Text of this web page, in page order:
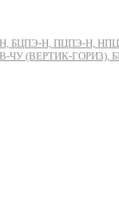
БЦПЭ-Н, ПЦПЭ-Н,
(ВЕРТИК-ГОРИЗ),